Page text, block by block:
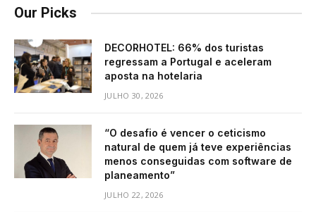
Our Picks
DECORHOTEL: 66% dos turistas
regressam a Portugal e aceleram
aposta na hotelaria
JULHO 30, 2026
“O desafio é vencer o ceticismo
natural de quem já teve experiências
menos conseguidas com software de
planeamento”
JULHO 22, 2026